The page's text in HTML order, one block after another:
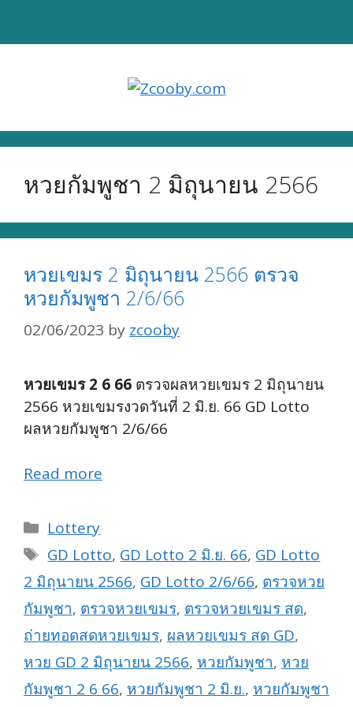
หวยกัมพูชา 2 มิถุนายน 2566
หวยเขมร 2 มิถุนายน 2566 ตรวจ
หวยกัมพูชา 2/6/66
02/06/2023 by zcooby
หวยเขมร 2 6 66 ตรวจผลหวยเขมร 2 มิถุนายน
2566 หวยเขมรงวดวันที่ 2 มิ.ย. 66 GD Lotto
ผลหวยกัมพูชา 2/6/66
Read more
Categories
Lottery
Tags
GD Lotto, GD Lotto 2 มิ.ย. 66, GD Lotto
2 มิถุนายน 2566, GD Lotto 2/6/66, ตรวจหวย
กัมพูชา, ตรวจหวยเขมร, ตรวจหวยเขมร สด,
ถ่ายทอดสดหวยเขมร, ผลหวยเขมร สด GD,
หวย GD 2 มิถุนายน 2566, หวยกัมพูชา, หวย
กัมพูชา 2 6 66, หวยกัมพูชา 2 มิ.ย., หวยกัมพูชา